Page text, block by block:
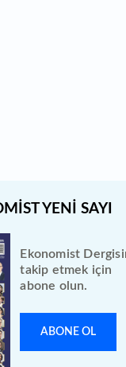
Ekonomist
takip etmek için
abone olun.
ABONE OL